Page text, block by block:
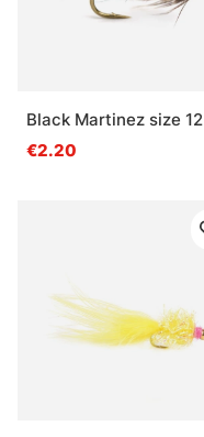
Black Martinez size 12
€2.20